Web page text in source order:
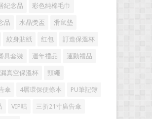
紀念品 彩色純棉毛巾
品 水晶獎盃 滑鼠墊
紋身貼紙 红包 訂造保溫杯
具套裝 週年禮品 運動禮品
真空保溫杯 頸繩
傘 4層環保便條本 PU筆記簿
VIP咭 三折21寸廣告傘